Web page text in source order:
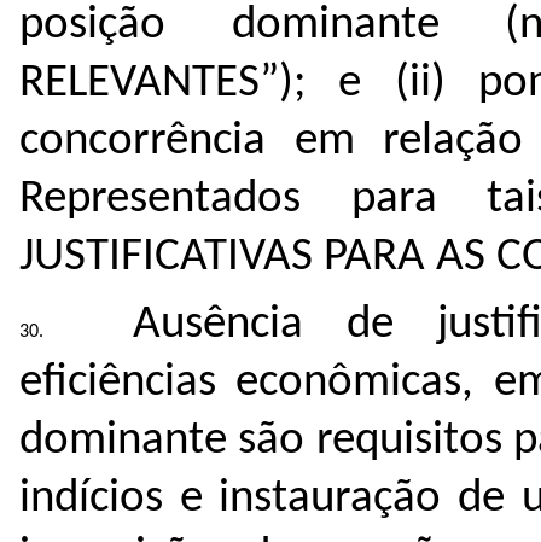
posição dominante
RELEVANTES”); e (ii)
concorrência em
Representados para
JUSTIFICATIVAS PARA AS
Ausência de
eficiências econômicas,
dominante são requisitos
indícios e instauração de